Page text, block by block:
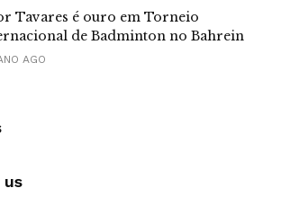
Tavares é ouro em Torneio
de Badminton no Bahrein
AGO